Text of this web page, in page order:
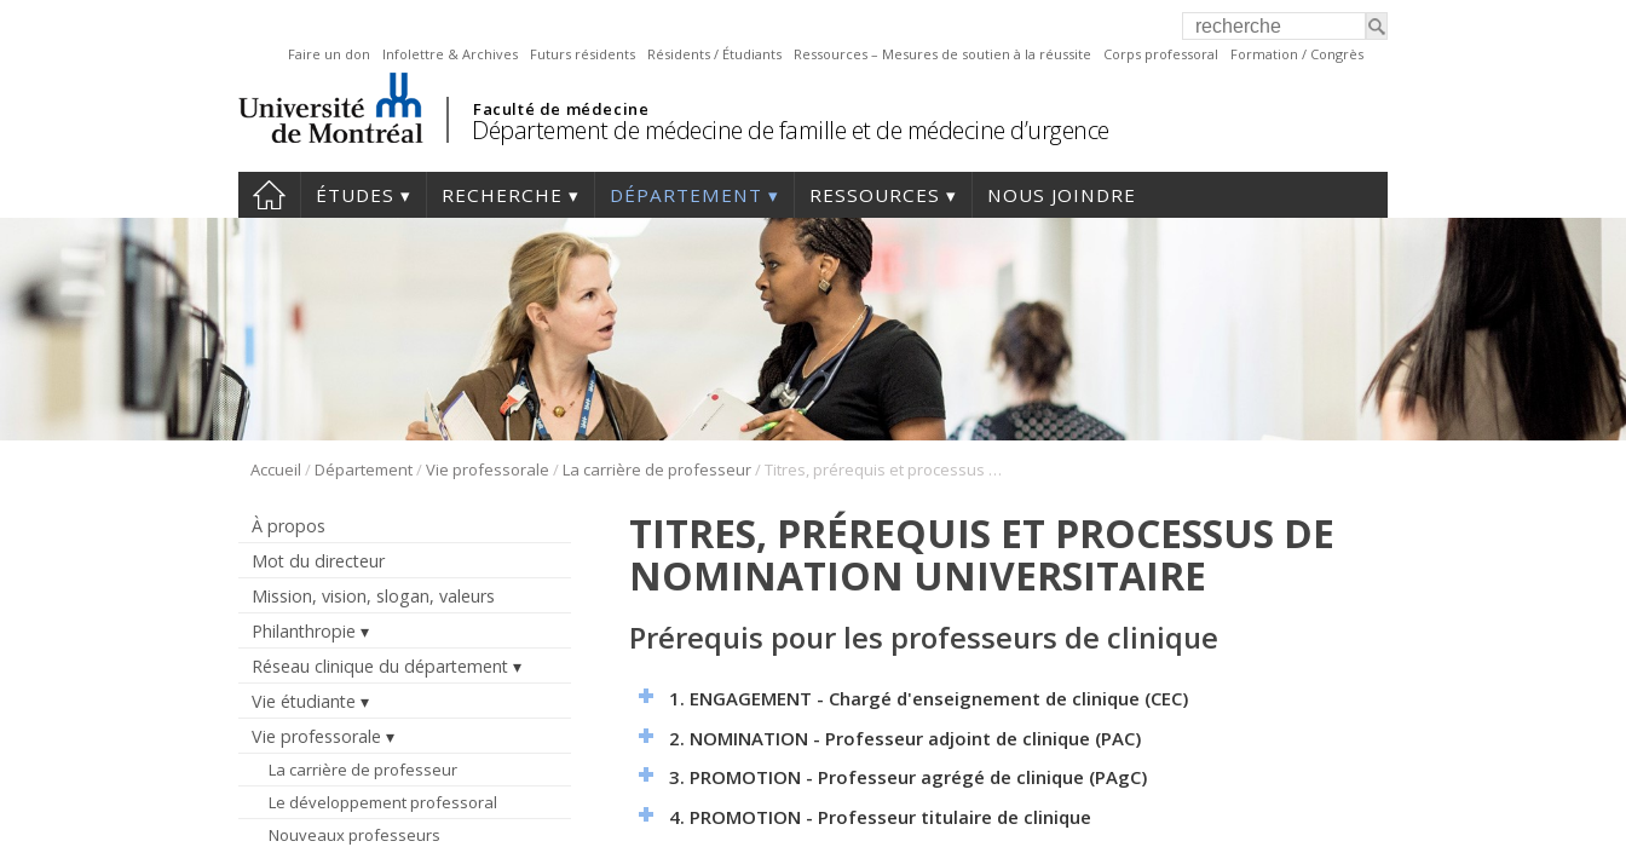
Faire un don Infolettre & Archives Futurs résidents Résidents / Étudiants Ressources – Mesures de soutien à la réussite Corps professoral Formation / Congrès
Faculté de médecine
Département de médecine de famille et de médecine d’urgence
ÉTUDES RECHERCHE DÉPARTEMENT RESSOURCES NOUS JOINDRE
Accueil / Département/Vie professorale / La carrière de professeur/ Titres, prérequis et processus de nomination universitaire
À propos
Mot du directeur
Mission, vision, slogan, valeurs
Philanthropie
Réseau clinique du département
Vie étudiante
Vie professorale
La carrière de professeur
Le développement professoral
Nouveaux professeurs
TITRES, PRÉREQUIS ET PROCESSUS DE
NOMINATION UNIVERSITAIRE
Prérequis pour les professeurs de clinique
1. ENGAGEMENT - Chargé d'enseignement de clinique (CEC)
2. NOMINATION - Professeur adjoint de clinique (PAC)
3. PROMOTION - Professeur agrégé de clinique (PAgC)
4. PROMOTION - Professeur titulaire de clinique